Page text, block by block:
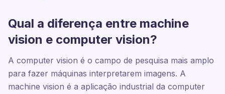
Qual a diferença entre machine
vision e computer vision?
A computer vision é o campo de pesquisa mais amplo
para fazer máquinas interpretarem imagens. A
machine vision é a aplicação industrial da computer